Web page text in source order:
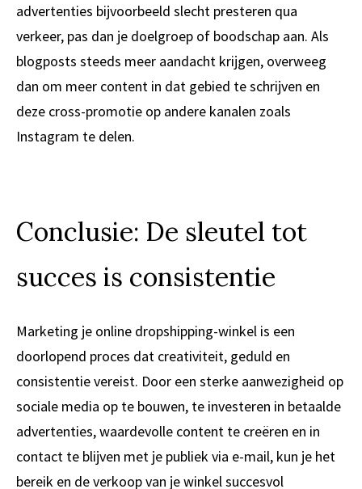
advertenties bijvoorbeeld slecht presteren qua
verkeer, pas dan je doelgroep of boodschap aan. Als
blogposts steeds meer aandacht krijgen, overweeg
dan om meer content in dat gebied te schrijven en
deze cross-promotie op andere kanalen zoals
Instagram te delen.
Conclusie: De sleutel tot
succes is consistentie
Marketing je online dropshipping-winkel is een
doorlopend proces dat creativiteit, geduld en
consistentie vereist. Door een sterke aanwezigheid op
sociale media op te bouwen, te investeren in betaalde
advertenties, waardevolle content te creëren en in
contact te blijven met je publiek via e-mail, kun je het
bereik en de verkoop van je winkel succesvol